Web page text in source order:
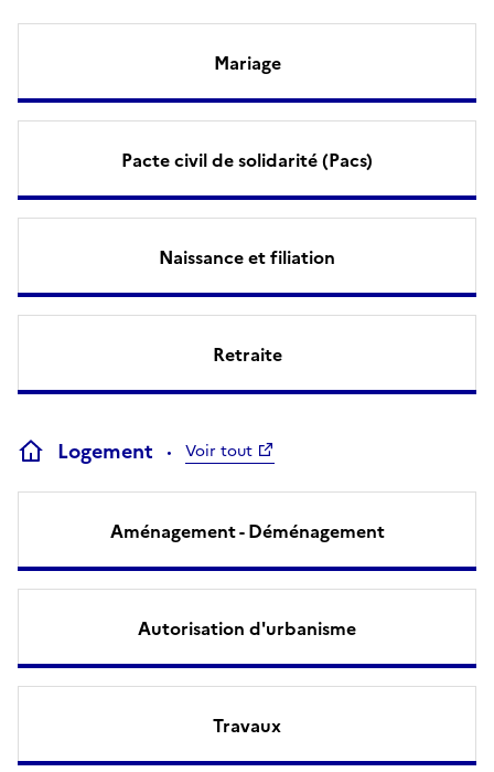
Mariage
Pacte civil de solidarité (Pacs)
Naissance et filiation
Retraite
Logement Voir tout
Aménagement - Déménagement
Autorisation d'urbanisme
Travaux